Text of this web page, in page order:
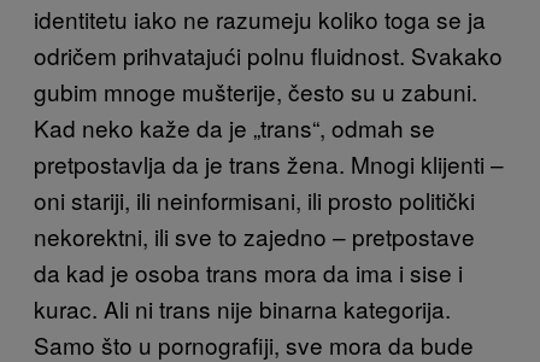
identitetu iako ne razumeju koliko toga se ja
odričem prihvatajući polnu fluidnost. Svakako
gubim mnoge mušterije, često su u zabuni.
Kad neko kaže da je „trans“, odmah se
pretpostavlja da je trans žena. Mnogi klijenti –
oni stariji, ili neinformisani, ili prosto politički
nekorektni, ili sve to zajedno – pretpostave
da kad je osoba trans mora da ima i sise i
kurac. Ali ni trans nije binarna kategorija.
Samo što u pornografiji, sve mora da bude